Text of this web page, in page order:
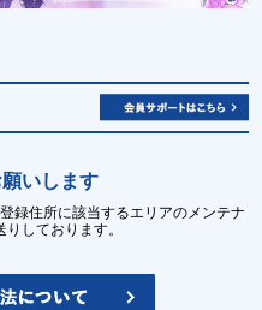
いします
録住所に該当するエリアのメンテナ
しております。